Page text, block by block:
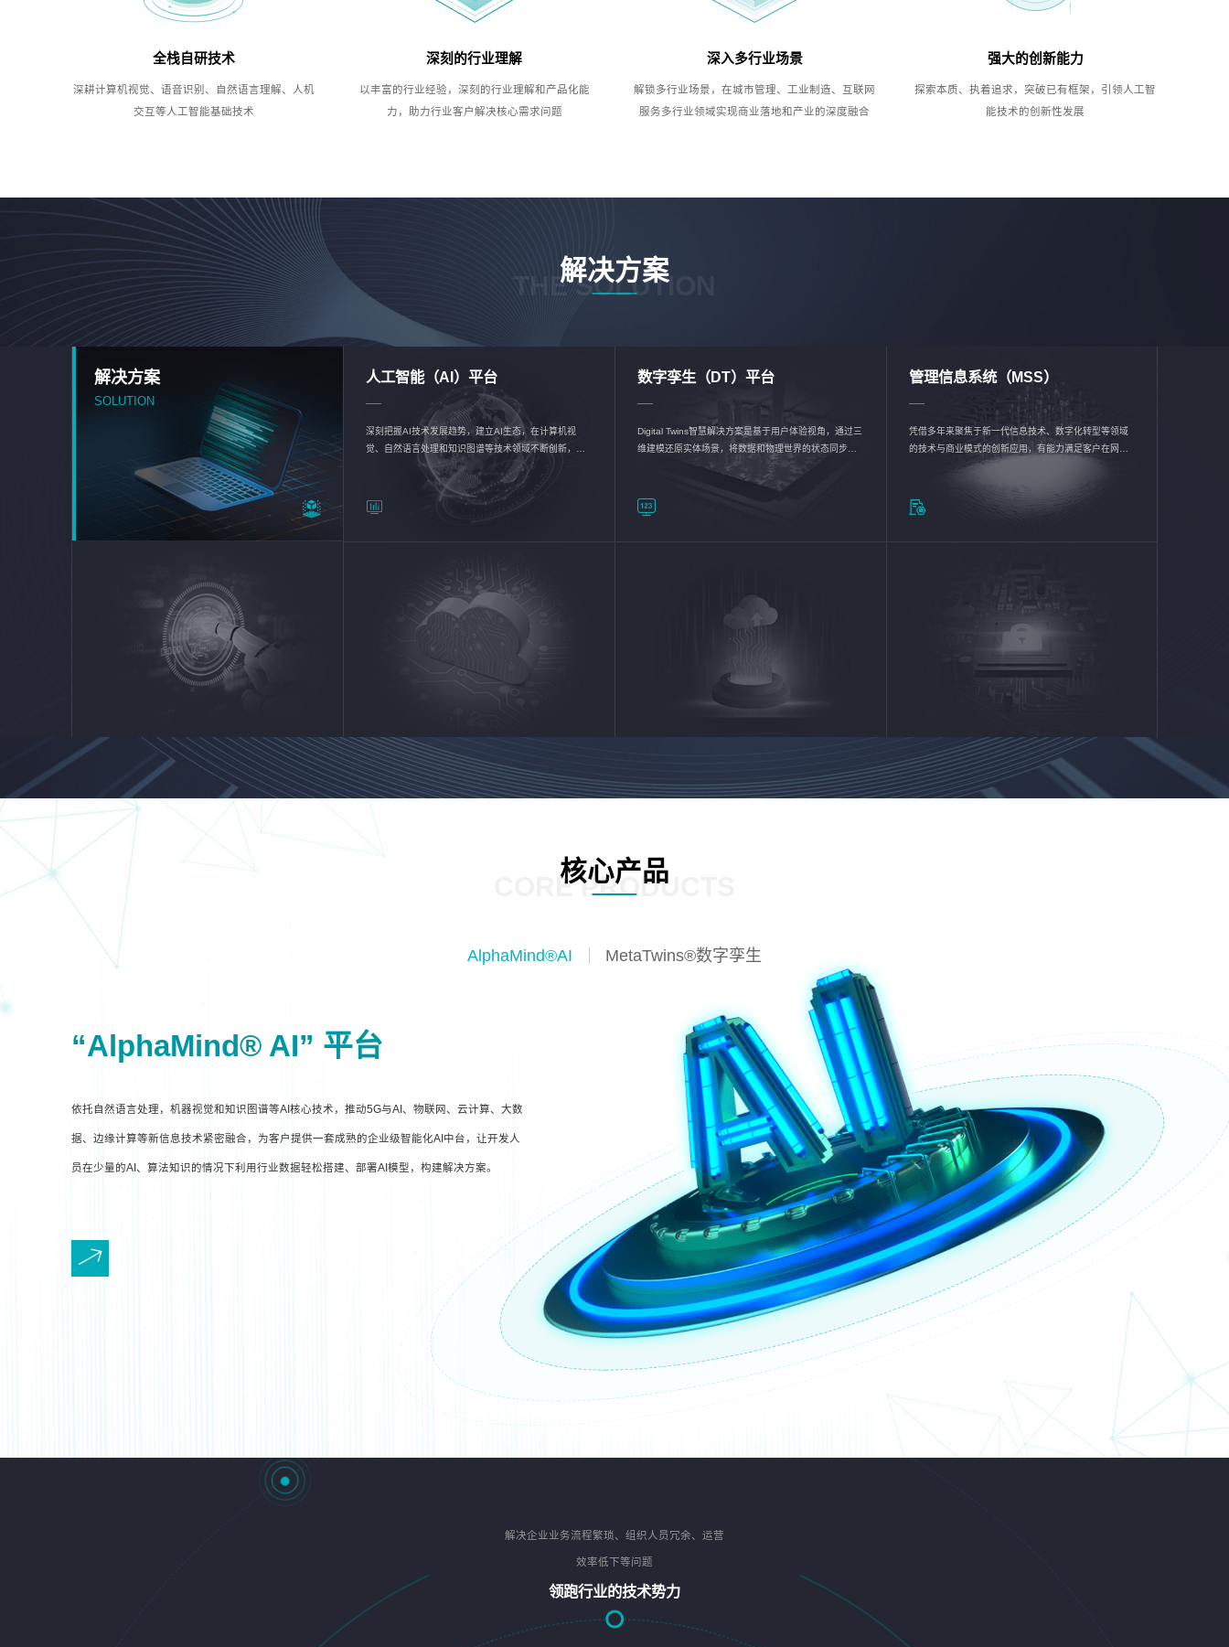
全栈自研技术
深耕计算机视觉、语音识别、自然语言理解、人机
交互等人工智能基础技术
深刻的行业理解
以丰富的行业经验，深刻的行业理解和产品化能
力，助力行业客户解决核心需求问题
深入多行业场景
解锁多行业场景，在城市管理、工业制造、互联网
服务多行业领域实现商业落地和产业的深度融合
强大的创新能力
探索本质、执着追求，突破已有框架，引领人工智
能技术的创新性发展
解决方案
THE SOLUTION
解决方案
SOLUTION
人工智能（AI）平台
深刻把握AI技术发展趋势，建立AI生态，在计算机视
觉、自然语言处理和知识图谱等技术领域不断创新，持
续优化企业数智化转型加速器—AlphaMind®AI能力开放
数字孪生（DT）平台
Digital Twins智慧解决方案是基于用户体验视角，通过三
维建模还原实体场景，将数据和物理世界的状态同步呈
现，使用户对关键数据有更直观的感受，推动各行业完
成智能化转型，实现新旧动能的转换
管理信息系统（MSS）
凭借多年来聚焦于新一代信息技术、数字化转型等领域
的技术与商业模式的创新应用，有能力满足客户在网络
优化、运营维护和信息安全防护等方面的需求，为客户
核心产品
CORE PRODUCTS
AlphaMind®AI MetaTwins®数字孪生
“AlphaMind® AI” 平台
依托自然语言处理，机器视觉和知识图谱等AI核心技术，推动5G与AI、物联网、云计算、大数
据、边缘计算等新信息技术紧密融合，为客户提供一套成熟的企业级智能化AI中台，让开发人
员在少量的AI、算法知识的情况下利用行业数据轻松搭建、部署AI模型，构建解决方案。
解决企业业务流程繁琐、组织人员冗余、运营
效率低下等问题
领跑行业的技术势力